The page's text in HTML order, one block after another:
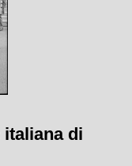
italiana di